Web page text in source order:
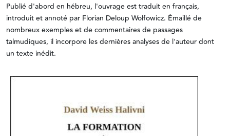
Publié d'abord en hébreu, l'ouvrage est traduit en français,
introduit et annoté par Florian Deloup Wolfowicz. Émaillé de
nombreux exemples et de commentaires de passages
talmudiques, il incorpore les dernières analyses de l'auteur dont
un texte inédit.